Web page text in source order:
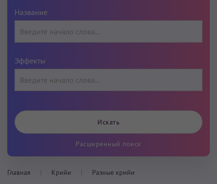
Название
Эффекты
Расширенный поиск
Главная Крийи Разные крийи